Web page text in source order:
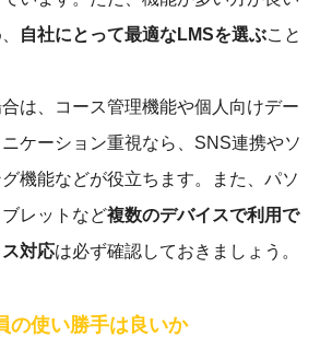
自社にとって最適なLMSを選ぶこと
は、コース管理機能や個人向けデー
ケーション重視なら、SNS連携やソ
機能などが役立ちます。また、パソ
レットなど複数のデバイスで利用で
対応は必ず確認しておきましょう。
の使い勝手は良いか